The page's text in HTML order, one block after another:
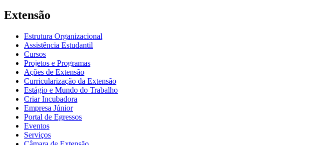
Extensão
Estrutura Organizacional
Assistência Estudantil
Cursos
Projetos e Programas
Ações de Extensão
Curricularização da Extensão
Estágio e Mundo do Trabalho
Criar Incubadora
Empresa Júnior
Portal de Egressos
Eventos
Serviços